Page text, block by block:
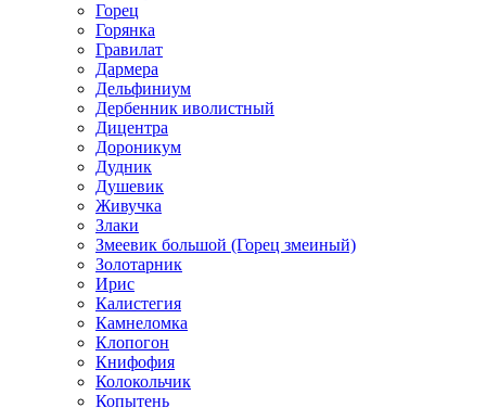
Горец
Горянка
Гравилат
Дармера
Дельфиниум
Дербенник иволистный
Дицентра
Дороникум
Дудник
Душевик
Живучка
Злаки
Змеевик большой (Горец змеиный)
Золотарник
Ирис
Калистегия
Камнеломка
Клопогон
Книфофия
Колокольчик
Копытень